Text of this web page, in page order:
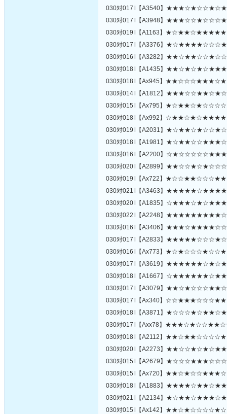
030对017‖【A3540】
030对017‖【A3948】
030对019‖【A1163】
030对017‖【A3376】
030对016‖【A3282】
030对018‖【A1435】
030对018‖【Ax945】
030对014‖【A1812】
030对015‖【Ax795】
030对018‖【Ax992】
030对019‖【A2031】
030对018‖【A1981】
030对016‖【A2200】
030对020‖【A2899】
030对019‖【Ax722】
030对021‖【A3463】
030对020‖【A1835】
030对022‖【A2248】
030对016‖【A3406】
030对017‖【A2833】
030对016‖【Ax773】
030对017‖【A3619】
030对018‖【A1667】
030对017‖【A3079】
030对017‖【Ax340】
030对018‖【A3871】
030对017‖【Axx78】
030对018‖【A2112】
030对020‖【A2273】
030对015‖【A2679】
030对015‖【Ax720】
030对018‖【A1883】
030对021‖【A2134】
030对015‖【Ax142】